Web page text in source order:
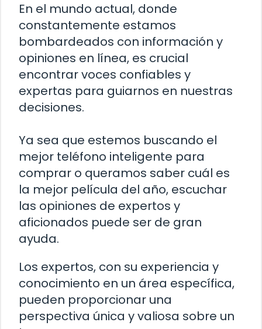
En el mundo actual, donde
constantemente estamos
bombardeados con información y
opiniones en línea, es crucial
encontrar voces confiables y
expertas para guiarnos en nuestras
decisiones.
Ya sea que estemos buscando el
mejor teléfono inteligente para
comprar o queramos saber cuál es
la mejor película del año, escuchar
las opiniones de expertos y
aficionados puede ser de gran
ayuda.
Los expertos, con su experiencia y
conocimiento en un área específica,
pueden proporcionar una
perspectiva única y valiosa sobre un